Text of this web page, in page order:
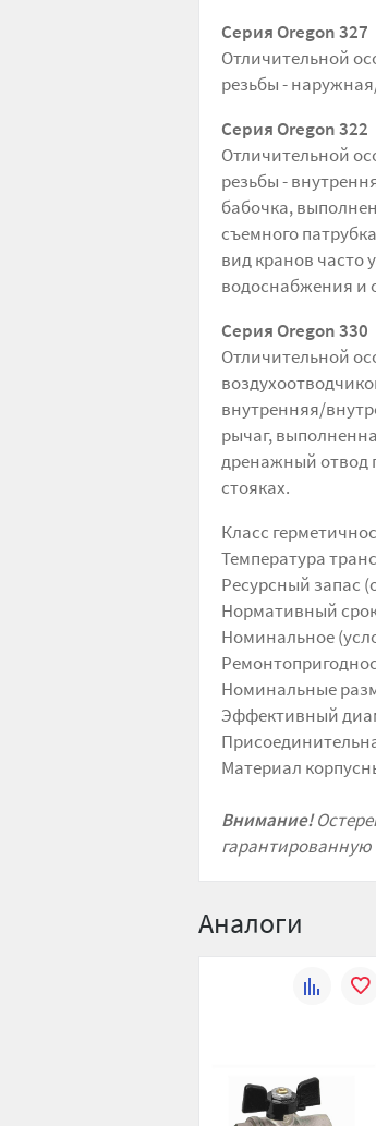
Серия Oregon327
Отличительной
резьбы -
Серия Oregon322
Отличительной
резьбы -
бабочка,
съемного
вид кранов часто
водоснабжения и
Серия Oregon330
Отличительной
внутренняя/
рычаг,
дренажный отвод
стояках.
Класс
Температура
Ресурсный запас
Нормативный
Номинальное
Номинальные
Эффективный
Материал
Внимание!
Аналоги